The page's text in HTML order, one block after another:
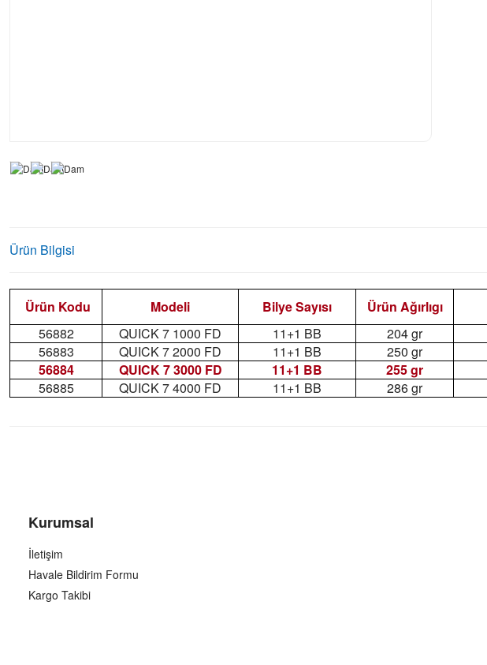
Ürün Bilgisi
Ürün Kodu Modeli Bilye Sayısı Ürün Ağırlıgı
56882
QUICK 7 1000 FD 11+1 BB 204 gr
56883
QUICK 7 2000 FD 11+1 BB 250 gr
56884
QUICK 7 3000 FD 11+1 BB 255 gr
56885
QUICK 7 4000 FD 11+1 BB 286 gr
Kurumsal
İletişim
Havale Bildirim Formu
Kargo Takibi